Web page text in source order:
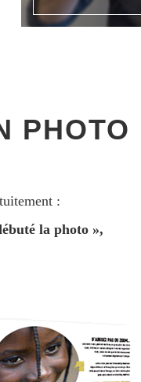
PHOTO
:
la photo »,